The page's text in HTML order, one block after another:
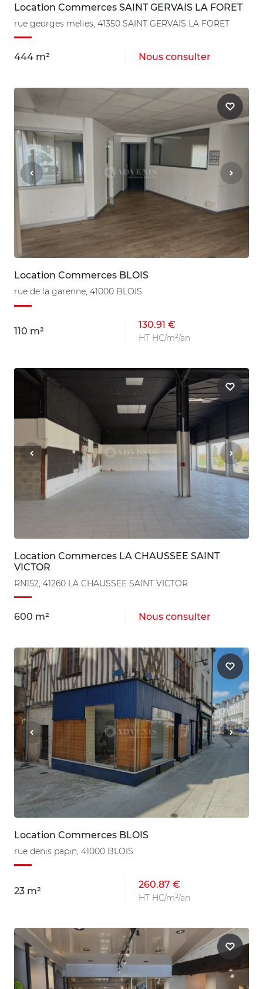
Location Commerces SAINT GERVAIS LA FORET
rue georges melies, 41350 SAINT GERVAIS LA FORET
444 m² Nous consulter
Location Commerces BLOIS
rue de la garenne, 41000 BLOIS
110 m²
130.91 €
HT HC/m²/an
Location Commerces LA CHAUSSEE SAINT
VICTOR
RN152, 41260 LA CHAUSSEE SAINT VICTOR
600 m² Nous consulter
Location Commerces BLOIS
rue denis papin, 41000 BLOIS
23 m²
260.87 €
HT HC/m²/an